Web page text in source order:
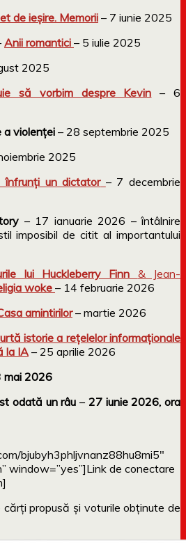
de ieșire. Memorii – 7 iunie 2025
Anii romantici – 5 iulie 2025
2025
să vorbim despre Kevin – 6
a violenței – 28 septembrie 2025
2025
înfrunți un dictator – 7 decembrie
– 17 ianuarie 2026 – întâlnire
imposibil de citit al importantului
lui Huckleberry Finn & Jean-
woke– 14 februarie 2026
amintirilor– martie 2026
istorie a rețelelor informaționale
la IA – 25 aprilie 2026
mai 2026
odată un râu – 27 iunie 2026, ora
bjubyh3phljvnanz88hu8mi5″
window=”yes”]Link de conectare
propusă și voturile obținute de